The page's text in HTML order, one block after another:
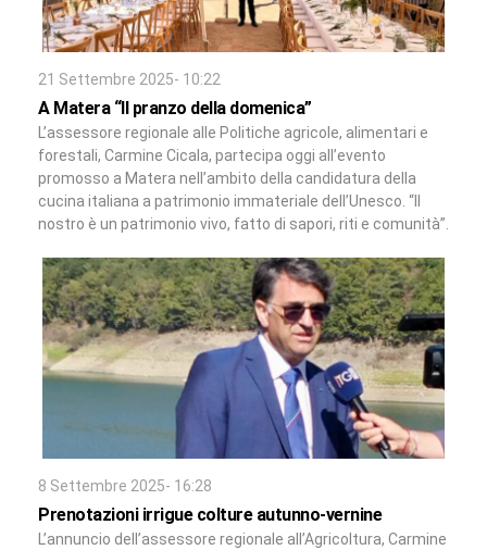
21 Settembre 2025- 10:22
A Matera “Il pranzo della domenica”
L’assessore regionale alle Politiche agricole, alimentari e
forestali, Carmine Cicala, partecipa oggi all’evento
promosso a Matera nell’ambito della candidatura della
cucina italiana a patrimonio immateriale dell’Unesco. “Il
nostro è un patrimonio vivo, fatto di sapori, riti e comunità”.
8 Settembre 2025- 16:28
Prenotazioni irrigue colture autunno-vernine
L’annuncio dell’assessore regionale all’Agricoltura, Carmine